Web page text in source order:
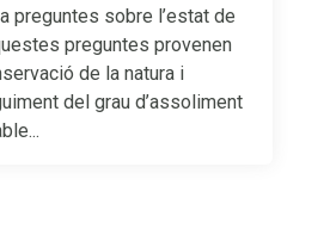
preguntes sobre l’estat de
preguntes provenen
de la natura i
del grau d’assoliment